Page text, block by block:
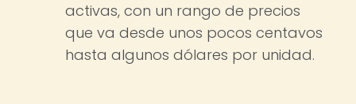
activas, con un rango de precios
que va desde unos pocos centavos
hasta algunos dólares por unidad.